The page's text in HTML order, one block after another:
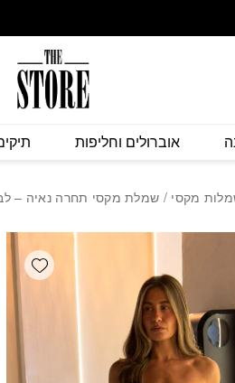
אוברולים וחליפות
מקסי / שמלת מקסי תחרה נאיה –